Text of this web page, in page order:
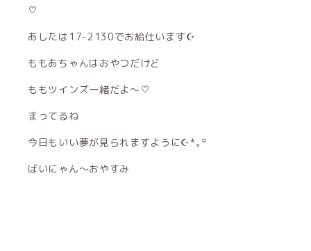
♡
あしたは17-2130でお給仕います☪︎
ももあちゃんはおやつだけど
ももツインズ一緒だよ〜♡
まってるね
今日もいい夢が見られますように☪︎*｡꙳
ばいにゃん〜おやすみ